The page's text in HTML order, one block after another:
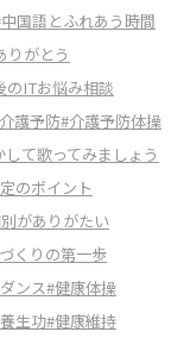
国語とふれあう時間
りがとう
のITお悩み相談
護予防#介護予防体操
て歌ってみましょう
のポイント
がありがたい
くりの第一歩
ンス#健康体操
生功#健康維持